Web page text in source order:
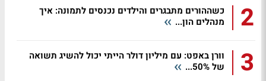
2
כשההורים מתבגרים והילדים נכנסים לתמונה: איך
מנהלים הון...
3
וורן באפט: עם מיליון דולר הייתי יכול להשיג תשואה
של 50%...